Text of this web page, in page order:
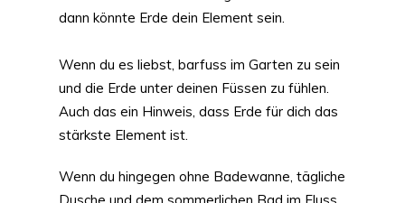
dann könnte Erde dein Element sein.
Wenn du es liebst, barfuss im Garten zu sein
und die Erde unter deinen Füssen zu fühlen.
Auch das ein Hinweis, dass Erde für dich das
stärkste Element ist.
Wenn du hingegen ohne Badewanne, tägliche